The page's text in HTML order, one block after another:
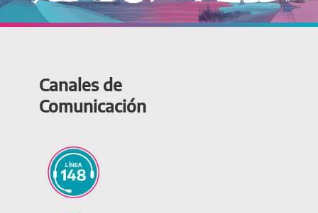
Canales de
Comunicación